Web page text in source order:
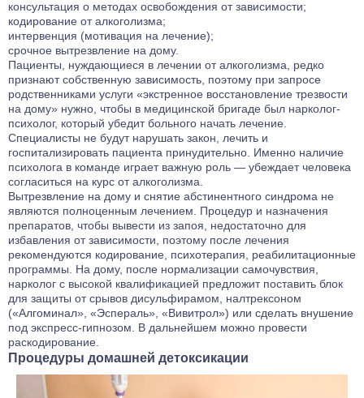
консультация о методах освобождения от зависимости;
кодирование от алкоголизма;
интервенция (мотивация на лечение);
срочное вытрезвление на дому.
Пациенты, нуждающиеся в лечении от алкоголизма, редко
признают собственную зависимость, поэтому при запросе
родственниками услуги «экстренное восстановление трезвости
на дому» нужно, чтобы в медицинской бригаде был нарколог-
психолог, который убедит больного начать лечение.
Специалисты не будут нарушать закон, лечить и
госпитализировать пациента принудительно. Именно наличие
психолога в команде играет важную роль — убеждает человека
согласиться на курс от алкоголизма.
Вытрезвление на дому и снятие абстинентного синдрома не
являются полноценным лечением. Процедур и назначения
препаратов, чтобы вывести из запоя, недостаточно для
избавления от зависимости, поэтому после лечения
рекомендуются кодирование, психотерапия, реабилитационные
программы. На дому, после нормализации самочувствия,
нарколог с высокой квалификацией предложит поставить блок
для защиты от срывов дисульфирамом, налтрексоном
(«Алгоминал», «Эспераль», «Вивитрол») или сделать внушение
под экспресс-гипнозом. В дальнейшем можно провести
раскодирование.
Процедуры домашней детоксикации